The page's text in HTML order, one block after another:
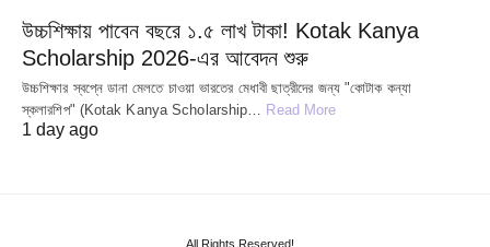
উচ্চশিক্ষায় পাবেন বছরে ১.৫ লাখ টাকা! Kotak Kanya
Scholarship 2026-এর আবেদন শুরু
উচ্চশিক্ষার স্বপ্নে ডানা মেলতে চাওয়া ভারতের মেধাবী ছাত্রীদের জন্য "কোটাক কন্যা
স্কলারশিপ" (Kotak Kanya Scholarship… Read More
1 day ago
All Rights Reserved!